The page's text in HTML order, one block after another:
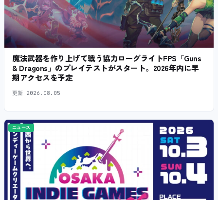
魔法武器を作り上げて戦う協力ローグライトFPS「Guns
& Dragons」のプレイテストがスタート。2026年内に早
期アクセスを予定
更新 2026.08.05
ニュース